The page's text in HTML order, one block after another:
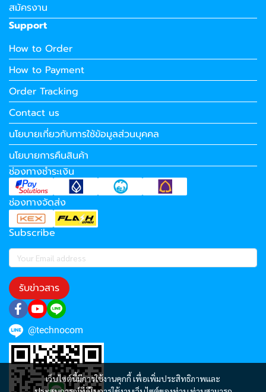
เว็บไซต์นี้มีการใช้งานคุกกี้ เพื่อเพิ่มประสิทธิภาพและ
สมัครงาน
Support
How to Order
How to Payment
Order Tracking
Contact us
นโยบายเกี่ยวกับการใช้ข้อมูลส่วนบุคคล
นโยบายการคืนสินค้า
ช่องทางชำระเงิน
ช่องทางจัดส่ง
Subscribe
รับข่าวสาร
@technocom